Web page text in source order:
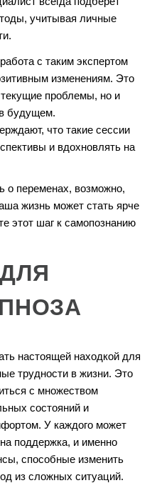
учитывая личные
с таким экспертом
изменениям. Это
проблемы, но и
будущем.
что такие сессии
и вдохновлять на
о переменах, возможно,
жизнь может стать ярче
этот шаг к самопознанию
настоящей находкой для
трудности в жизни. Это
с множеством
состояний и
У каждого может
поддержка, и именно
способные изменить
из сложных ситуаций.